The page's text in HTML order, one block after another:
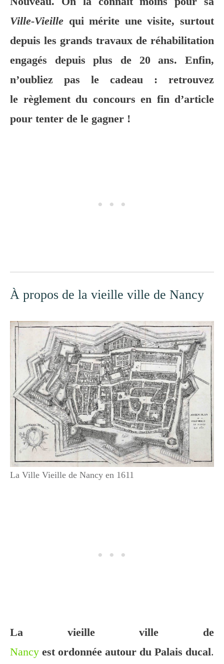
Ville-Vieille qui mérite une visite, surtout
depuis les grands travaux de réhabilitation
engagés depuis plus de 20 ans. Enfin,
n’oubliez pas le cadeau : retrouvez
le règlement du concours en fin d’article
pour tenter de le gagner !
À propos de la vieille ville de Nancy
La Ville Vieille de Nancy en 1611
La vieille ville de
Nancy est ordonnée autour du Palais ducal.